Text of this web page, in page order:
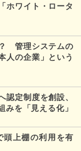
ホワイト・ロータ
管理システムの
人の企業」という
認定制度を創設、
みを「見える化」
頭上棚の利用を有